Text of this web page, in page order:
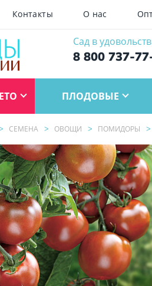
Контакты О нас
Сад в
8 800 737-
ПЛОДОВЫЕ
СЕМЕНА ОВОЩИ ПОМИДОРЫ